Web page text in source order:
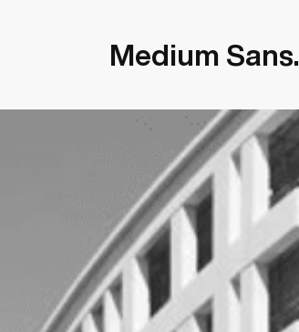
Medium Sans.